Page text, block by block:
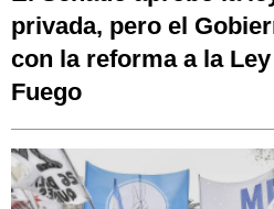
privada, pero el
con la reforma a la
Fuego